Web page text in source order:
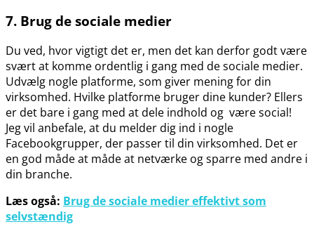
7. Brug de sociale medier
Du ved, hvor vigtigt det er, men det kan derfor godt være
svært at komme ordentlig i gang med de sociale medier.
Udvælg nogle platforme, som giver mening for din
virksomhed. Hvilke platforme bruger dine kunder? Ellers
er det bare i gang med at dele indhold og være social!
Jeg vil anbefale, at du melder dig ind i nogle
Facebookgrupper, der passer til din virksomhed. Det er
en god måde at måde at netværke og sparre med andre i
din branche.
Læs også: Brug de sociale medier effektivt som
selvstændig